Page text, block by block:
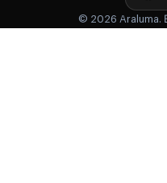
© 2026 Araluma.